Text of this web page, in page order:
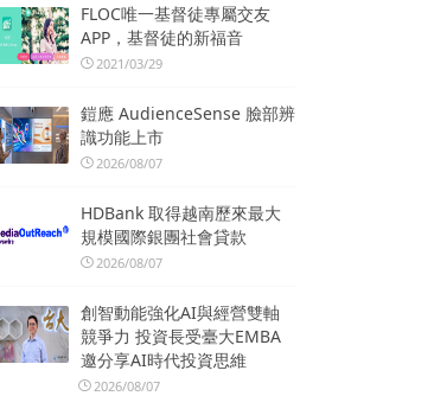
FLOC唯一基督徒專屬交友
APP，基督徒的新福音
2021/03/29
鎧應 AudienceSense 臉部辨
識功能上市
2026/08/07
HDBank 取得越南歷來最大
規模國際銀團社會貸款
2026/08/07
創智動能強化AI與經營雙軸
競爭力 投資長受臺大EMBA
邀分享AI時代投資思維
2026/08/07